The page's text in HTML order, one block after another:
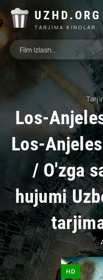
UZHD.ORG
TARJIMA KINOLAR
Los-
Los-
/ O'zga
hujumi
HD